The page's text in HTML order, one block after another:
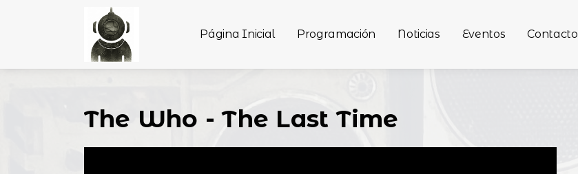
Página Inicial Programación Noticias Eventos Contacto
The Who - The Last Time